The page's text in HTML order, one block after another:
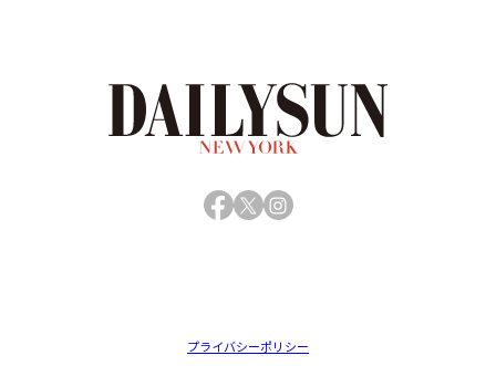
Facebook
X Instagram
プライバシーポリシー